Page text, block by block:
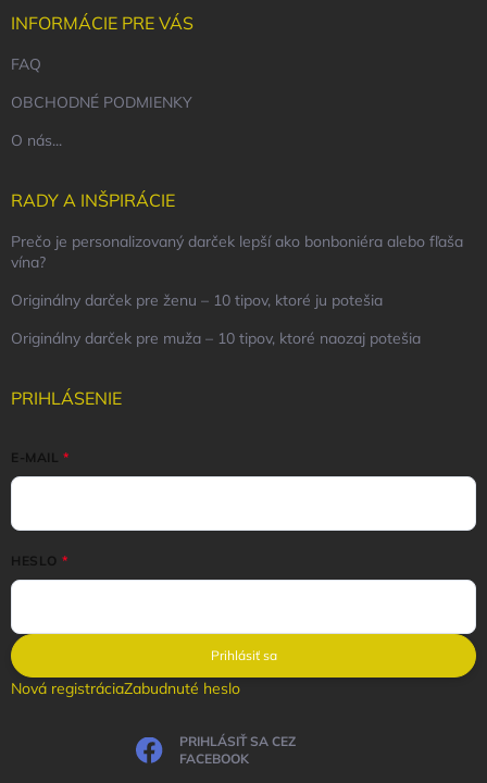
INFORMÁCIE PRE VÁS
FAQ
OBCHODNÉ PODMIENKY
O nás...
RADY A INŠPIRÁCIE
Prečo je personalizovaný darček lepší ako bonboniéra alebo fľaša
vína?
Originálny darček pre ženu – 10 tipov, ktoré ju potešia
Originálny darček pre muža – 10 tipov, ktoré naozaj potešia
PRIHLÁSENIE
E-MAIL
HESLO
Prihlásiť sa
Nová registráciaZabudnuté heslo
PRIHLÁSIŤ SA CEZ
FACEBOOK